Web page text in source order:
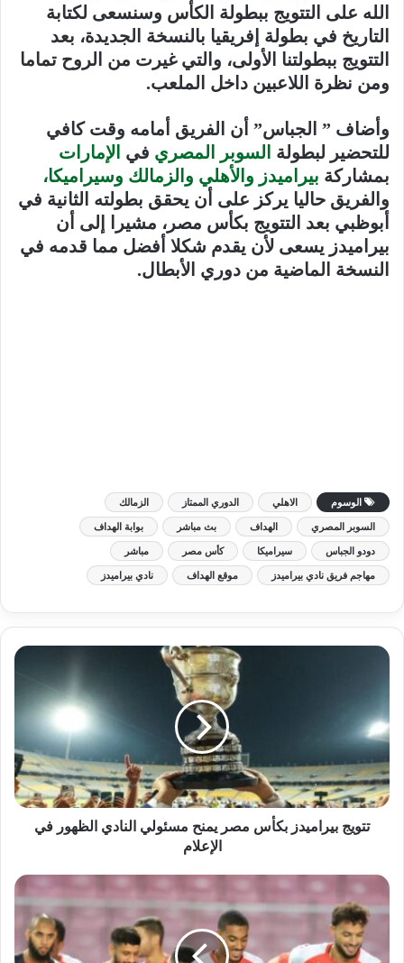
الله على التتويج ببطولة الكأس وسنسعى لكتابة
التاريخ في بطولة إفريقيا بالنسخة الجديدة، بعد
التتويج ببطولتنا الأولى، والتي غيرت من الروح تماما
ومن نظرة اللاعبين داخل الملعب.
وأضاف ” الجباس” أن الفريق أمامه وقت كافي
للتحضير لبطولة السوبر المصري في الإمارات
بمشاركة بيراميدز والأهلي والزمالك وسيراميكا،
والفريق حاليا يركز على أن يحقق بطولته الثانية في
أبوظبي بعد التتويج بكأس مصر، مشيرا إلى أن
بيراميدز يسعى لأن يقدم شكلا أفضل مما قدمه في
النسخة الماضية من دوري الأبطال.
الوسوم الاهلي الدوري الممتاز الزمالك
السوبر المصري الهداف بث مباشر بوابة الهداف
دودو الجباس سيراميكا كأس مصر مباشر
مهاجم فريق نادي بيراميدز موقع الهداف نادي بيراميدز
تتويج بيراميدز بكأس مصر يمنح مسئولي النادي الظهور في
الإعلام